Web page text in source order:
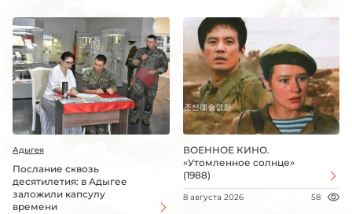
Адыгея
Послание сквозь
десятилетия: в Адыгее
заложили капсулу
времени
ВОЕННОЕ КИНО.
«Утомленное солнце»
(1988)
8 августа 2026 58